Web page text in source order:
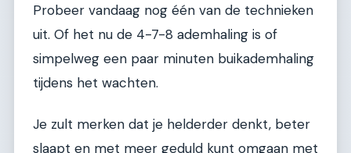
Probeer vandaag nog één van de technieken
uit. Of het nu de 4-7-8 ademhaling is of
simpelweg een paar minuten buikademhaling
tijdens het wachten.
Je zult merken dat je helderder denkt, beter
slaapt en met meer geduld kunt omgaan met